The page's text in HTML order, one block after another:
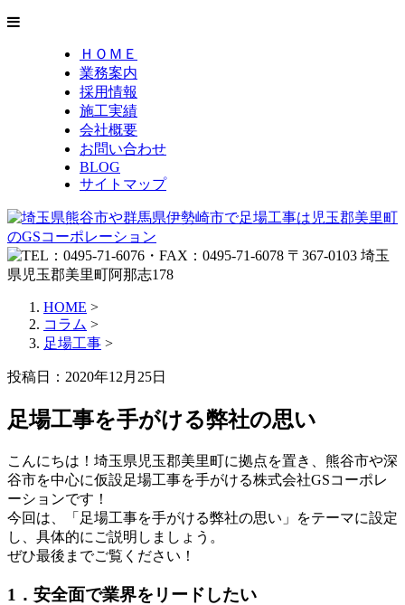
ＨＯＭＥ
業務案内
採用情報
施工実績
会社概要
お問い合わせ
BLOG
サイトマップ
HOME >
コラム >
足場工事 >
投稿日：2020年12月25日
足場工事を手がける弊社の思い
こんにちは！埼玉県児玉郡美里町に拠点を置き、熊谷市や深
谷市を中心に仮設足場工事を手がける株式会社GSコーポレ
ーションです！
今回は、「足場工事を手がける弊社の思い」をテーマに設定
し、具体的にご説明しましょう。
ぜひ最後までご覧ください！
1．安全面で業界をリードしたい